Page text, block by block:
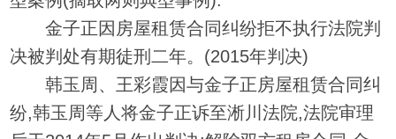
金子正因房屋租赁合同纠纷拒不执行法院判
决被判处有期徒刑二年。(2015年判决)
韩玉周、王彩霞因与金子正房屋租赁合同纠
纷,韩玉周等人将金子正诉至淅川法院,法院审理